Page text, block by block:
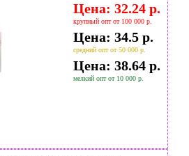
Цена: 32.24 р.
крупный опт от 100 000 р.
Цена: 34.5 р.
средний опт от 50 000 р.
Цена: 38.64 р.
мелкий опт от 10 000 р.